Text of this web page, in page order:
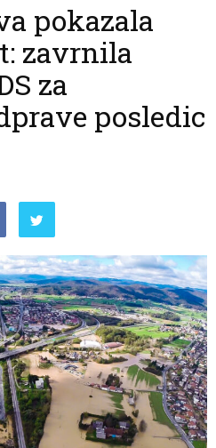
pokazala
zavrnila
za
posledic